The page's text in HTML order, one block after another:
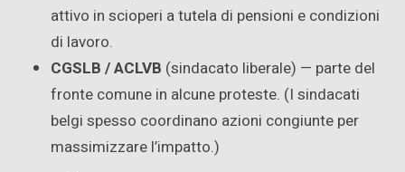
attivo in scioperi a tutela di pensioni e condizioni
di lavoro.
CGSLB / ACLVB (sindacato liberale) — parte del
fronte comune in alcune proteste. (I sindacati
belgi spesso coordinano azioni congiunte per
massimizzare l’impatto.)